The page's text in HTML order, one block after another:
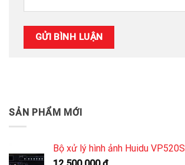
SẢN PHẨM MỚI
Bộ xử lý hình ảnh Huidu VP520S